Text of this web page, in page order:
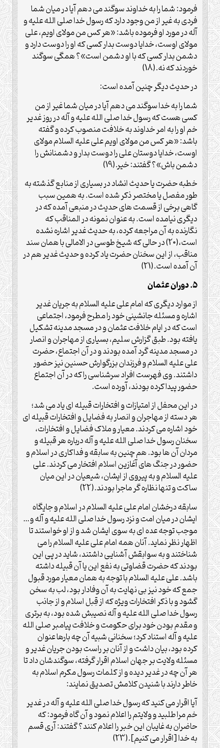
فرمود: شما را به خداوند سوگند می دهم آیا در میان شما
فردی به غیر از من وجود دارد که رسول خدا صلی الله علیه و
آله در مورد او فرموده باشد: «هر کس من مولای اویم، علی
مولای اوست، خدایا دوست بدار کسی که او را دوست دارد و
دشمن بدار کسی که با او دشمن است»؟ همگی سوگند
خوردند که نه.(18)
در حدیث دیگر چنین آمده است:
شما را به خدا سوگند می دهم آیا در میان شما غیر از من
کسی هست که رسول خدا صلی الله علیه و آله در روز غدیر
خم او را به امر خداوند به خلافت منصوب کرده و گفته
باشد: «هر کس من مولای اویم علی علیه السلام مولای
اوست، خدایا دوستان علی را دوست بدار و دشمنانش را
دشمن باش»؟ گفتند: خیر.(19)
خطبه حضرت یا حدیث انشاد در بسیاری از منابع گذشته به
طور مفصل یا مختصر ذکر شده است. به همین سبب
گاهی برخی از قسمت های حدیث در منبعی آمده که در
دیگری نیامده است. به عنوان نمونه در المناقب که
نگارنده به آن مراجعه کرده، به حدیث غدیر اشاره نشده
است،(20) در حالی که شیخ طوسی در الامالی با همان سند
مناقب، از این سخنان حضرت یاد کرده و حدیث غدیر هم در
آن آمده است.(21)
5. دوران عثمان
از موارد دیگری که امام علی علیه السلام به جریان غدیر
اشاره و مسئله جانشینی خود را مطرح فرمود، اجتماعی
است که در ایام خلافت عثمان و در مسجد مدینه تشکیل
یافته بود. طبق گزارش سلیم، بسیاری از مهاجران و انصار
در مسجد مدینه گرد آمده بودند و در آن اجتماع، حضرت
علی علیه السلام و فرزندان بزرگوارش حسنین نیز حضور
داشتند. وی فهرست افراد سرشناسی را که در آن اجتماع
حضور پیدا کرده بودند، آورده است.
در این محفل از امتیازات و افتخارات قبیله ای یاد می شد؛
هر دسته از مهاجران و انصار به فضایل و افتخارات قبیله ای
خود اشاره می کردند. معیار و ملاک فضایل و افتخارات،
سخنان رسول خدا صلی الله علیه و آله درباره هر قبیله و
مردان آن ها بود. هم چنین به سابقه و فداکاری در اسلام و
حضور در جنگ های آغازین اسلام افتخار می کردند. علی
علیه السلام و به پیروی از ایشان، شیعیان در این میان
ساکت و تنها نظاره گر ماجرا بودند.(22)
سابقه درخشان امام علی علیه السلام در اسلام و جایگاه
ایشان در میان امت و نزد رسول خدا صلی الله علیه و آله و…
موجب توجه عده ای به سوی ایشان شد و از او خواستند تا
اظهار نظر نماید. آنان همه امام علی علیه السلام را می
شناختند و به سوابقش آشنایی داشتند، شاید در پی این
بودند که حضرت قضاوتی به نفع این یا آن قبیله داشته
باشد. علی علیه السلام با توجه به همان معیار مورد قبول
جمع که خود نیز بی نهایت به آن وفادار بود، لب به سخن
گشود و با ذکر افتخارات ویژه که از قِبل اسلام و از جانب
رسول خدا صلی الله علیه و آله نصیبش شده بود، به برتری
و مقدم بودن خود برای حکومت و خلافت پیامبر صلی الله
علیه و آله استناد کرد؛ سخنانی شبیه آن چه بارها عنوان
کرده بود، بیان داشت و از آنان بر راست بودن جریان غدیر و
مسئله ولایت بر جهان اسلام اقرار گرفته، سوگندشان داد تا
هر آن چه در غدیر دیده و از کلمات رسول مکرم اسلام به
خاطر دارند با شنیدن کلامش تصدیق نمایند:
آیا اقرار می کنید که رسول خدا صلی الله علیه و آله در غدیر
خم مرا طلبید و ولایتم را اعلام نمود و آن گاه فرمود: که
حاضران به غایبان این خبر را اعلام کنند؟ گفتند: آری قسم
به خدا [اقرار می کنیم].(23)